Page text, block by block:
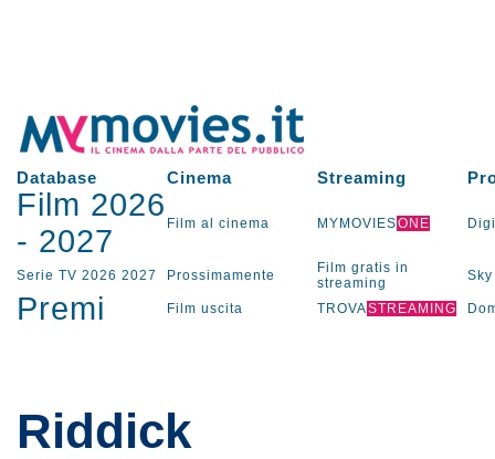
Database Cinema Streaming
Film 2026
- 2027 Film al cinema MYMOVIESONE
Serie TV 2026 2027 Prossimamente
Film gratis in
streaming
Sky
Premi Film uscita TROVASTREAMING
Riddick